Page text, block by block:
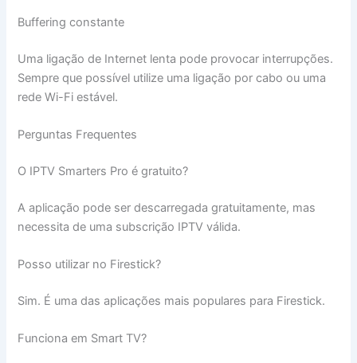
Buffering constante
Uma ligação de Internet lenta pode provocar interrupções.
Sempre que possível utilize uma ligação por cabo ou uma
rede Wi-Fi estável.
Perguntas Frequentes
O IPTV Smarters Pro é gratuito?
A aplicação pode ser descarregada gratuitamente, mas
necessita de uma subscrição IPTV válida.
Posso utilizar no Firestick?
Sim. É uma das aplicações mais populares para Firestick.
Funciona em Smart TV?